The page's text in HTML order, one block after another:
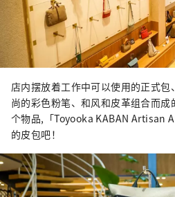
店内摆放着工作中可以使用的正式
尚的彩色粉笔、和风和皮革组合而
个物品,「Toyooka KABAN Artisan
的皮包吧！